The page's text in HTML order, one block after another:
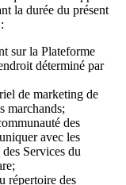
la durée du présent
sur la Plateforme
déterminé par
de marketing de
marchands;
des
avec les
Services du
répertoire des